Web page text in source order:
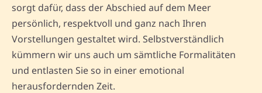
sorgt dafür, dass der Abschied auf dem Meer
persönlich, respektvoll und ganz nach Ihren
Vorstellungen gestaltet wird. Selbstverständlich
kümmern wir uns auch um sämtliche Formalitäten
und entlasten Sie so in einer emotional
herausfordernden Zeit.